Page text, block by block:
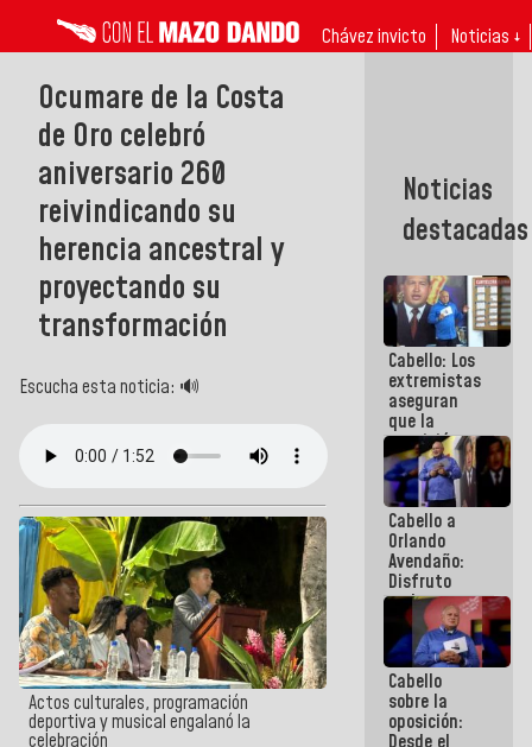
Chávez invicto Noticias ↓
Ocumare de la Costa
de Oro celebró
aniversario 260
reivindicando su
herencia ancestral y
proyectando su
transformación
Escucha esta noticia: 🔊
Actos culturales, programación
deportiva y musical engalanó la
celebración
Noticias
destacadas
Cabello: Los
extremistas
aseguran
que la
oposición
actual es la
más
dividida de
la historia
de
Venezuela
Cabello a
Orlando
Avendaño:
Disfruto
cada vez
que escribes
porque lo
que haces
es
embarrarla
Cabello
sobre la
oposición: